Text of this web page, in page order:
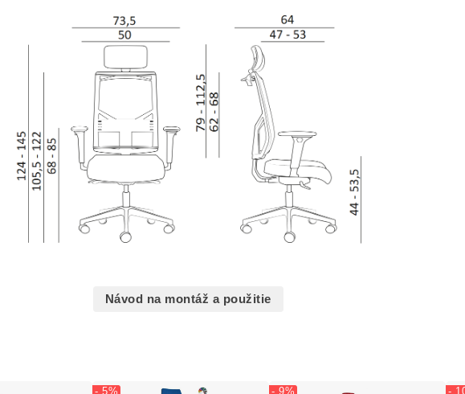
Návod na montáž a použitie
- 5% - 9% -